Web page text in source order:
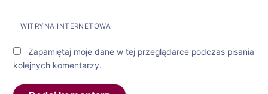
WITRYNA INTERNETOWA
Zapamiętaj moje dane w tej przeglądarce podczas pisania
kolejnych komentarzy.